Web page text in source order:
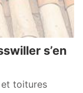
s’en
toitures